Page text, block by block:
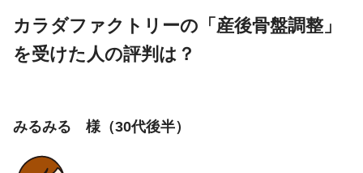
カラダファクトリーの「産後骨盤調整」
を受けた人の評判は？
みるみる 様（30代後半）